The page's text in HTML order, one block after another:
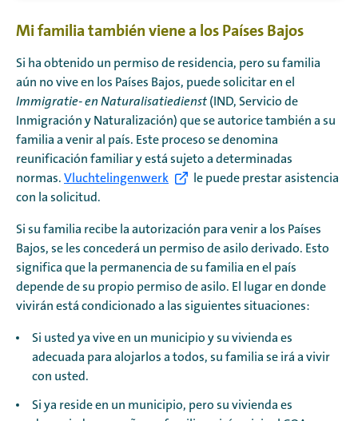
Mi familia también viene a los Países Bajos
Si ha obtenido un permiso de residencia, pero su familia
aún no vive en los Países Bajos, puede solicitar en el
Immigratie- en Naturalisatiedienst (IND, Servicio de
Inmigración y Naturalización) que se autorice también a su
familia a venir al país. Este proceso se denomina
reunificación familiar y está sujeto a determinadas
normas. Vluchtelingenwerk
le puede prestar asistencia
con la solicitud.
Si su familia recibe la autorización para venir a los Países
Bajos, se les concederá un permiso de asilo derivado. Esto
significa que la permanencia de su familia en el país
depende de su propio permiso de asilo. El lugar en donde
vivirán está condicionado a las siguientes situaciones:
Si usted ya vive en un municipio y su vivienda es
adecuada para alojarlos a todos, su familia se irá a vivir
con usted.
Si ya reside en un municipio, pero su vivienda es